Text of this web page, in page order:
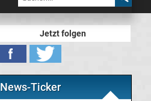
Jetzt folgen
News-Ticker